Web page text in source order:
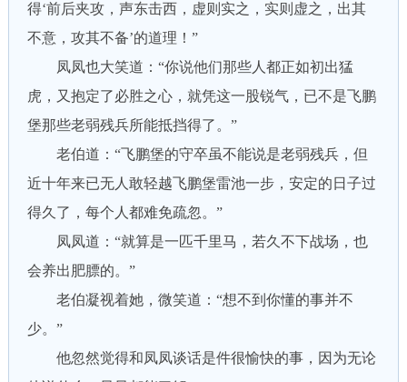
得‘前后夹攻，声东击西，虚则实之，实则虚之，出其
不意，攻其不备’的道理！”
凤凤也大笑道：“你说他们那些人都正如初出猛
虎，又抱定了必胜之心，就凭这一股锐气，已不是飞鹏
堡那些老弱残兵所能抵挡得了。”
老伯道：“飞鹏堡的守卒虽不能说是老弱残兵，但
近十年来已无人敢轻越飞鹏堡雷池一步，安定的日子过
得久了，每个人都难免疏忽。”
凤凤道：“就算是一匹千里马，若久不下战场，也
会养出肥膘的。”
老伯凝视着她，微笑道：“想不到你懂的事并不
少。”
他忽然觉得和凤凤谈话是件很愉快的事，因为无论